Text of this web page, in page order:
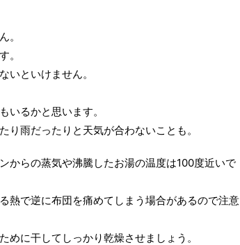
。
。
いといけません。
いるかと思います。
雨だったりと天気が合わないことも。
からの蒸気や沸騰したお湯の温度は100度近いで
熱で逆に布団を痛めてしまう場合があるので注意
に干してしっかり乾燥させましょう。